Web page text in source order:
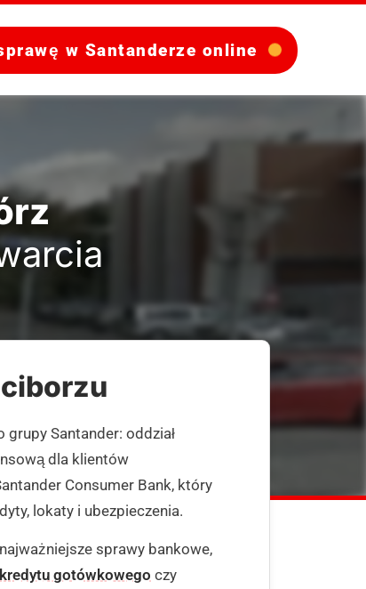
w Santanderze online
Santander: oddział
dla klientów
Consumer Bank, który
lokaty i ubezpieczenia.
sprawy bankowe,
kredytu gotówkowego czy